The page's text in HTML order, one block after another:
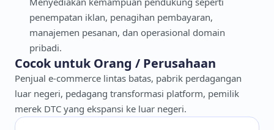
penempatan iklan, penagihan pembayaran,
manajemen pesanan, dan operasional domain
pribadi.
Cocok untuk Orang / Perusahaan
Penjual e-commerce lintas batas, pabrik perdagangan
luar negeri, pedagang transformasi platform, pemilik
merek DTC yang ekspansi ke luar negeri.